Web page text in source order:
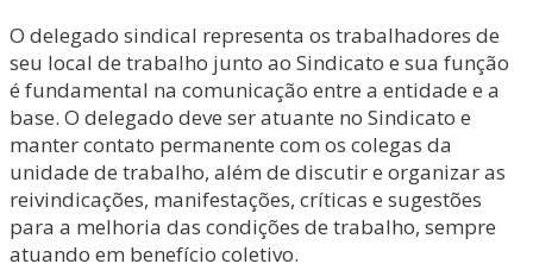
O delegado sindical representa os trabalhadores de
seu local de trabalho junto ao Sindicato e sua função
é fundamental na comunicação entre a entidade e a
base. O delegado deve ser atuante no Sindicato e
manter contato permanente com os colegas da
unidade de trabalho, além de discutir e organizar as
reivindicações, manifestações, críticas e sugestões
para a melhoria das condições de trabalho, sempre
atuando em benefício coletivo.